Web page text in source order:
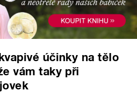
účinky na tělo
vám taky při